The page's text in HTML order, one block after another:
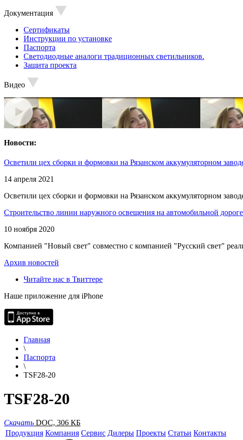
Документация
Сертификаты
Инструкции по установке
Паспорта
Светодиодные аналоги традиционных светильников.
Защита проекта
Видео
Новости:
Осветили цех сборки и формовки на Рязанском аккумуляторном
14 апреля 2021
Осветили цех сборки и формовки на Рязанском аккумуляторном
Строительство линии наружного освещения на автомобильной
10 ноября 2020
Компанией "Новый свет" совместно с компанией "Русский свет"
Архив новостей
Читайте нас в Твиттере
Наше приложение для iPhone
Главная
\
Паспорта
\
TSF28-20
TSF28-20
Скачать DOC, 306 КБ
Продукция Компания Сервис Дилеры Проекты Статьи Контакты